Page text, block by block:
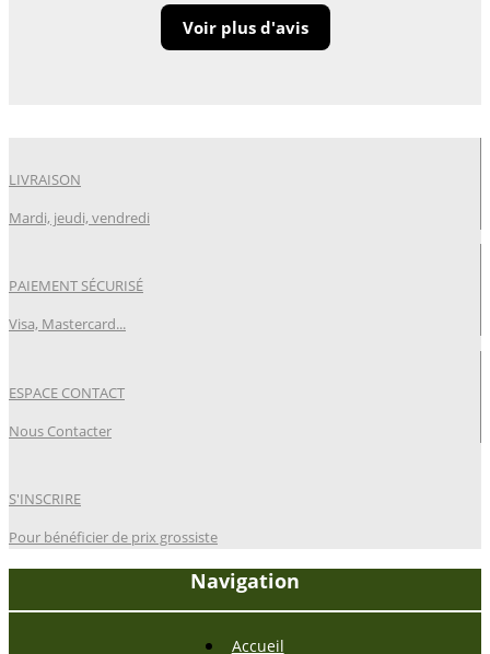
Voir plus d'avis
LIVRAISON
Mardi, jeudi, vendredi
PAIEMENT SÉCURISÉ
Visa, Mastercard...
ESPACE CONTACT
Nous Contacter
S'INSCRIRE
Pour bénéficier de prix grossiste
Navigation
Accueil